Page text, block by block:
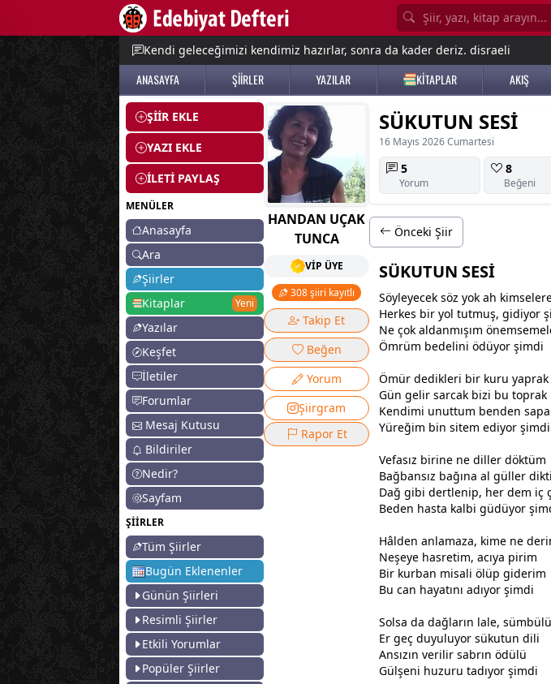
Kendi geleceğimizi kendimiz hazırlar, sonra da kader deriz. disraeli
ANASAYFA ŞİİRLER YAZILAR KİTAPLAR AKIŞ
ŞİİR EKLE
YAZI EKLE
İLETİ PAYLAŞ
MENÜLER
Anasayfa
Ara
Şiirler
Kitaplar
Yeni
Yazılar
Keşfet
İletiler
Forumlar
Mesaj Kutusu
Bildiriler
Nedir?
Sayfam
ŞİİRLER
Tüm Şiirler
Bugün Eklenenler
Günün Şiirleri
Resimli Şiirler
Etkili Yorumlar
Popüler Şiirler
HANDAN UÇAK
TUNCA
VİP ÜYE
308 şiiri kayıtlı
Takip Et
Beğen
Yorum
Şiirgram
Rapor Et
SÜKUTUN SESİ
16 Mayıs 2026 Cumartesi
5
Yorum
8
Beğeni
Önceki Şiir
SÜKUTUN SESİ
Söyleyecek söz yok ah
Herkes bir yol tutmuş, gidiyor
Ne çok aldanmışım
Ömrüm bedelini ödüyor şimdi
Ömür dedikleri bir kuru yaprak
Gün gelir sarcak bizi bu toprak
Kendimi unuttum benden
Yüreğim bin sitem ediyor şimdi
Vefasız birine ne diller döktüm
Bağbansız bağına al güller
Dağ gibi dertlenip, her dem iç
Beden hasta kalbi güdüyor
Hâlden anlamaza, kime ne
Neşeye hasretim, acıya pirim
Bir kurban misali ölüp giderim
Bu can hayatını adıyor şimdi
Solsa da dağların lale, sümbülü
Er geç duyuluyor sükutun dili
Ansızın verilir sabrın ödülü
Gülşeni huzuru tadıyor şimdi
menu